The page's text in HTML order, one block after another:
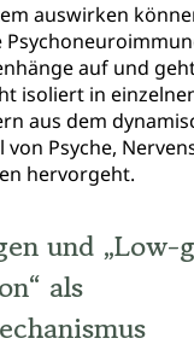
auswirken
auf und
isoliert in
aus dem
von Psyche,
hervorgeht.
und „Low-
als